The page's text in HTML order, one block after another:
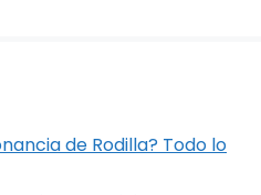
de Rodilla? Todo lo